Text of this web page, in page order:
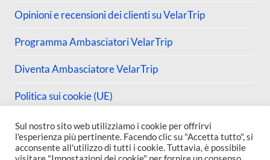
Opinioni e recensioni dei clienti su VelarTrip
Programma Ambasciatori VelarTrip
Diventa Ambasciatore VelarTrip
Politica sui cookie (UE)
Sul nostro sito web utilizziamo i cookie per offrirvi
l'esperienza più pertinente. Facendo clic su "Accetta tutto", si
acconsente all'utilizzo di tutti i cookie. Tuttavia, è possibile